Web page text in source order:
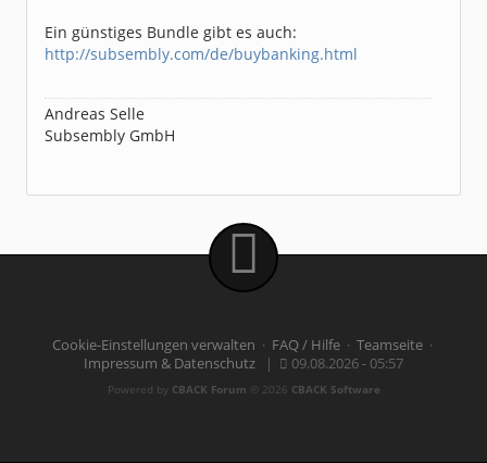
Ein günstiges Bundle gibt es auch:
http://subsembly.com/de/buybanking.html
Andreas Selle
Subsembly GmbH
Cookie-Einstellungen verwalten · FAQ / Hilfe· Teamseite·
Impressum & Datenschutz | 09.08.2026 - 05:57
Powered by CBACK Forum © 2026 CBACK Software